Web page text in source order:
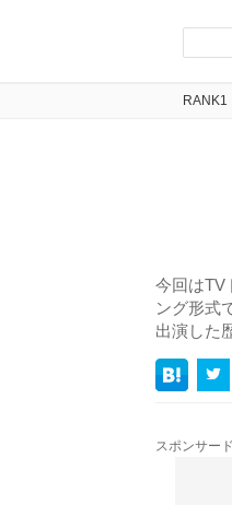
RANK1
今回はTV
ング形式
出演した
スポンサー